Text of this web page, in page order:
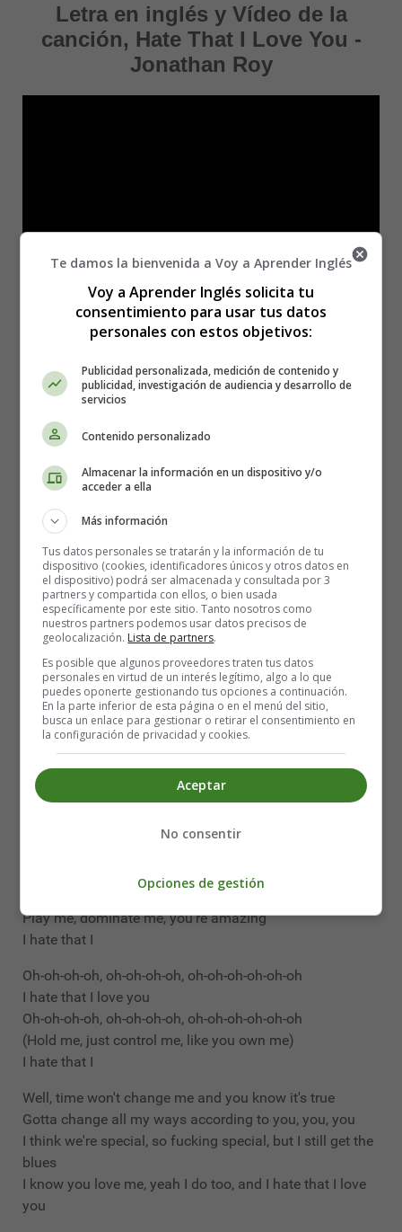
Letra en inglés y Vídeo de la
canción, Hate That I Love You -
Jonathan Roy
Lyrics:
You think that I'm crazy, I know I am
I won't disagree, I know where I stand
I'm mister maybe, always so hasty, got no master plan
I know you know me, I know you too, and I hate that I
love you
I hate that I love you
Play me, dominate me, you're amazing
I hate that I
I lose who I am when you're around, yeah
Got my heart in your hands, it's beating me down
I might be damned, I don't understand why I'm aroused
Hold me, just control me, like you own me
I hate that I love you
Play me, dominate me, you're amazing
I hate that I
Oh-oh-oh-oh, oh-oh-oh-oh, oh-oh-oh-oh-oh-oh
I hate that I love you
Oh-oh-oh-oh, oh-oh-oh-oh, oh-oh-oh-oh-oh-oh
(Hold me, just control me, like you own me)
I hate that I
Well, time won't change me and you know it's true
Gotta change all my ways according to you, you, you
I think we're special, so fucking special, but I still get the
blues
I know you love me, yeah I do too, and I hate that I love
you
Te damos la bienvenida a Voy a Aprender Inglés
Voy a Aprender Inglés solicita tu
consentimiento para usar tus datos
personales con estos objetivos:
Publicidad personalizada, medición de contenido y
publicidad, investigación de audiencia y desarrollo de
servicios
Contenido personalizado
Almacenar la información en un dispositivo y/o
acceder a ella
Más información
Tus datos personales se tratarán y la información de tu
dispositivo (cookies, identificadores únicos y otros datos en
el dispositivo) podrá ser almacenada y consultada por 3
partners y compartida con ellos, o bien usada
específicamente por este sitio. Tanto nosotros como
nuestros partners podemos usar datos precisos de
geolocalización. Lista de partners.
Es posible que algunos proveedores traten tus datos
personales en virtud de un interés legítimo, algo a lo que
puedes oponerte gestionando tus opciones a continuación.
En la parte inferior de esta página o en el menú del sitio,
busca un enlace para gestionar o retirar el consentimiento en
la configuración de privacidad y cookies.
Aceptar
No consentir
Opciones de gestión